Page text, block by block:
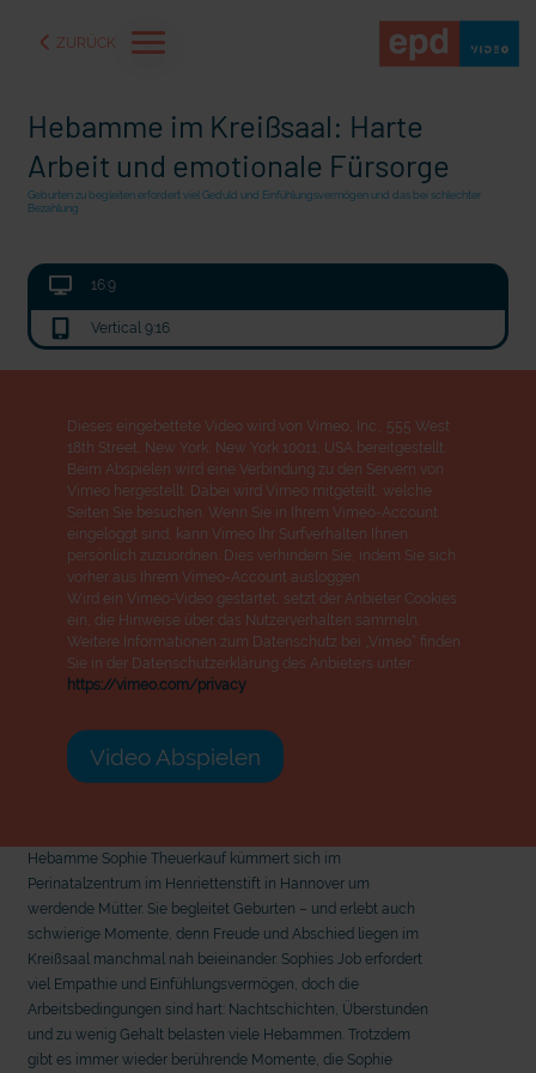
ZURÜCK
oder "Deppen der "Wir bauen Cherson wieder auf" - Optimismus in der
Hebamme im Kreißsaal: Harte
Arbeit und emotionale Fürsorge
Geburten zu begleiten erfordert viel Geduld und Einfühlungsvermögen und das bei schlechter
Bezahlung
16:9
Vertical 9:16
Dieses eingebettete Video wird von Vimeo, Inc., 555 West
18th Street, New York, New York 10011, USA bereitgestellt.
Beim Abspielen wird eine Verbindung zu den Servern von
Vimeo hergestellt. Dabei wird Vimeo mitgeteilt, welche
Seiten Sie besuchen. Wenn Sie in Ihrem Vimeo-Account
eingeloggt sind, kann Vimeo Ihr Surfverhalten Ihnen
persönlich zuzuordnen. Dies verhindern Sie, indem Sie sich
vorher aus Ihrem Vimeo-Account ausloggen.
Wird ein Vimeo-Video gestartet, setzt der Anbieter Cookies
ein, die Hinweise über das Nutzerverhalten sammeln.
Weitere Informationen zum Datenschutz bei „Vimeo“ finden
Sie in der Datenschutzerklärung des Anbieters unter:
https://vimeo.com/privacy
Video Abspielen
Hebamme Sophie Theuerkauf kümmert sich im
Perinatalzentrum im Henriettenstift in Hannover um
werdende Mütter. Sie begleitet Geburten – und erlebt auch
schwierige Momente, denn Freude und Abschied liegen im
Kreißsaal manchmal nah beieinander. Sophies Job erfordert
viel Empathie und Einfühlungsvermögen, doch die
Arbeitsbedingungen sind hart: Nachtschichten, Überstunden
und zu wenig Gehalt belasten viele Hebammen. Trotzdem
gibt es immer wieder berührende Momente, die Sophie